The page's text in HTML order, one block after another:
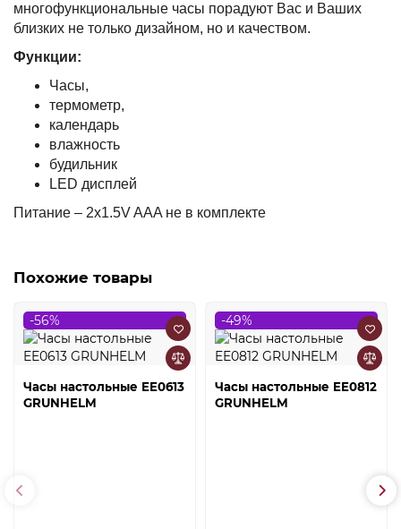
многофункциональные часы порадуют Вас и Ваших
близких не только дизайном, но и качеством.
Функции:
Часы,
термометр,
календарь
влажность
будильник
LED дисплей
Питание – 2х1.5V AAA не в комплекте
Похожие товары
-56%
Часы настольные EE0613
GRUNHELM
-49%
Часы настольные EE0812
GRUNHELM